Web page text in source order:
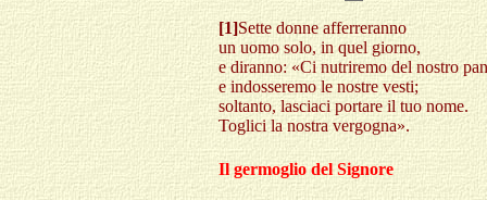
[1]Sette donne afferreranno
un uomo solo, in quel giorno,
e diranno: «Ci nutriremo del nostro
e indosseremo le nostre vesti;
soltanto, lasciaci portare il tuo nome.
Toglici la nostra vergogna».
Il germoglio del Signore